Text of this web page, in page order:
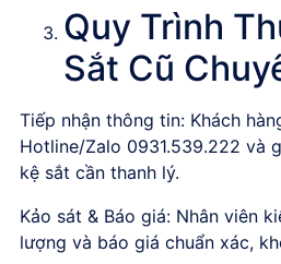
Quy Trình
Sắt Cũ
Tiếp nhận thông tin: Khách
Hotline/Zalo 0931.539.222 và
kệ sắt cần thanh lý.
Kảo sát & Báo giá: Nhân viên
lượng và báo giá chuẩn xác,